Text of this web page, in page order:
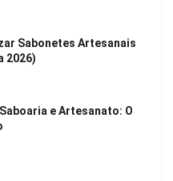
Sabonetes Artesanais
2026)
e Artesanato: O